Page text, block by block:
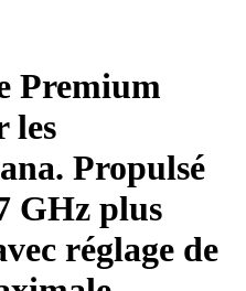
Premium
les
Propulsé
GHz plus
réglage de